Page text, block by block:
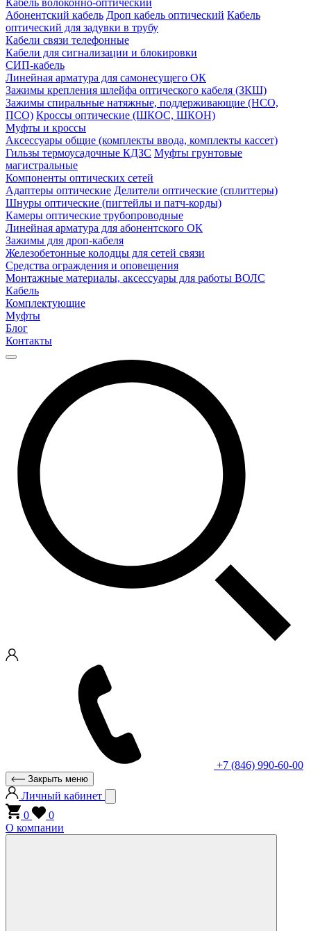
Кабель волоконно-оптический
Абонентский кабель Дроп кабель оптический Кабель
оптический для задувки в трубу
Кабели связи телефонные
Кабели для сигнализации и блокировки
СИП-кабель
Линейная арматура для самонесущего ОК
Зажимы крепления шлейфа оптического кабеля (ЗКШ)
Зажимы спиральные натяжные, поддерживающие (НСО,
ПСО) Кроссы оптические (ШКОС, ШКОН)
Муфты и кроссы
Аксессуары общие (комплекты ввода, комплекты кассет)
Гильзы термоусадочные КДЗС Муфты грунтовые
магистральные
Компоненты оптических сетей
Адаптеры оптические Делители оптические (сплиттеры)
Шнуры оптические (пигтейлы и патч-корды)
Камеры оптические трубопроводные
Линейная арматура для абонентского ОК
Зажимы для дроп-кабеля
Железобетонные колодцы для сетей связи
Средства ограждения и оповещения
Монтажные материалы, аксессуары для работы ВОЛС
Кабель
Комплектующие
Муфты
Блог
Контакты
+7 (846) 990-60-00
Закрыть меню
Личный кабинет
0
0
О компании